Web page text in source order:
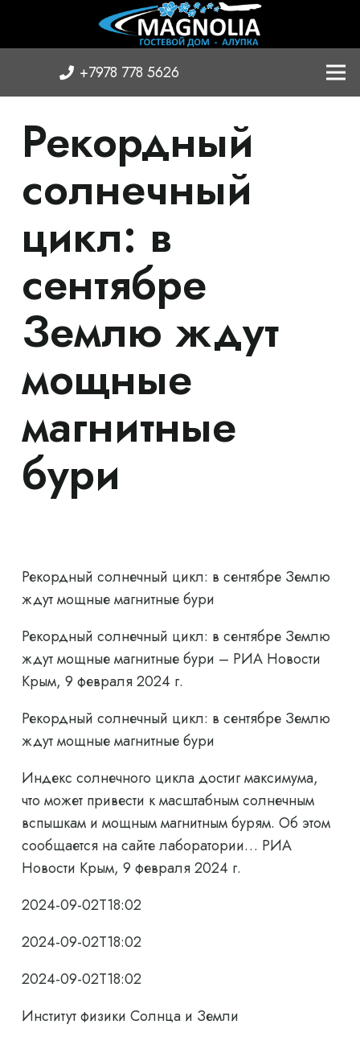
+7978 778 5626
Рекордный
солнечный
цикл: в
сентябре
Землю ждут
мощные
магнитные
бури
Рекордный солнечный цикл: в сентябре Землю
ждут мощные магнитные бури
Рекордный солнечный цикл: в сентябре Землю
ждут мощные магнитные бури – РИА Новости
Крым, 9 февраля 2024 г.
Рекордный солнечный цикл: в сентябре Землю
ждут мощные магнитные бури
Индекс солнечного цикла достиг максимума,
что может привести к масштабным солнечным
вспышкам и мощным магнитным бурям. Об этом
сообщается на сайте лаборатории… РИА
Новости Крым, 9 февраля 2024 г.
2024-09-02T18:02
2024-09-02T18:02
2024-09-02T18:02
Институт физики Солнца и Земли